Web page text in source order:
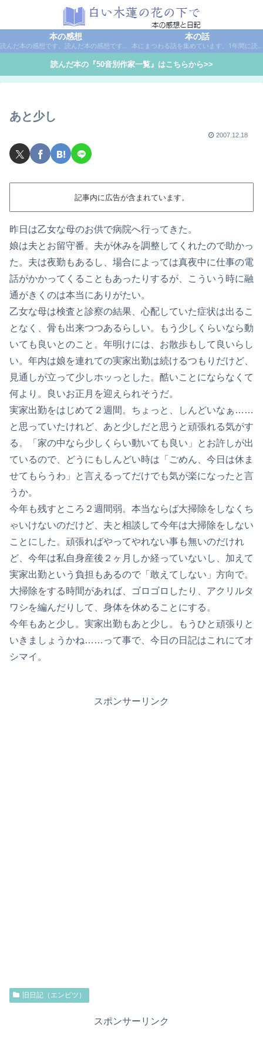
本の感想
読んだ本の感想です。読んだ本の感想です。本は作家名で50音別に分類しています。
本の話
本にまつわる話を集めています。1年間に読んだ本の総括や、本に関する話題など。
読んだ本の『50音別作家一覧』はこちらから>>
あと少し
2007.12.18
記事内に広告が含まれています。
昨日は乙女な母のお供で病院へ行ってきた。
娘は夫とお留守番。夫が休みを調整してくれたので助かっ
た。夫は夜勤もあるし、場合によっては真夜中に仕事の電
話がかかってくることもあったりするが、こういう時に融
通がきくのは本当にありがたい。
乙女な母は検査と診察の結果、心配していた症状は出るこ
となく、骨も出来つつあるらしい。もう少しくらいなら動
いても良いとのこと。年明けには、お散歩もして良いらし
い。年内は娘を連れての実家出勤は続けるつもりだけど、
見通しが立って少しホッっとした。酷いことにならなくて
何より。良いお正月を迎えられそうだ。
実家出勤をはじめて２週間。ちょっと、しんどいなぁ……
と思っていたけれど、あと少しだと思うと頑張れる気がす
る。「家の中なら少しくらい動いても良い」とお許しが出
ているので、どうにもしんどい時は「ごめん、今日は休ま
せてもらうわ」と言えるってだけでも気が楽になったと言
うか。
今年も残すところ２週間弱。本当ならば大掃除をしなくち
ゃいけないのだけど、夫と相談して今年は大掃除をしない
ことにした。頑張ればやってやれない事も無いのだけれ
ど、今年は私自身産後２ヶ月しか経っていないし、加えて
実家出勤という負担もあるので「敢えてしない」方向で。
大掃除をする時間があれば、ゴロゴロしたり、アクリルタ
ワシを編んだりして、身体を休めることにする。
今年もあと少し。実家出勤もあと少し。もうひと頑張りと
いきましょうかね……って事で、今日の日記はこれにてオ
シマイ。
スポンサーリンク
旧日記（エンピツ）
スポンサーリンク